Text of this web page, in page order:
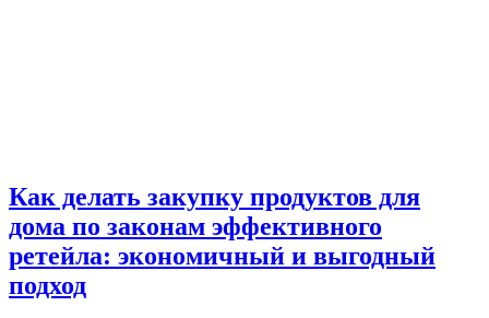
Как делать закупку продуктов для
дома по законам эффективного
ретейла: экономичный и выгодный
подход